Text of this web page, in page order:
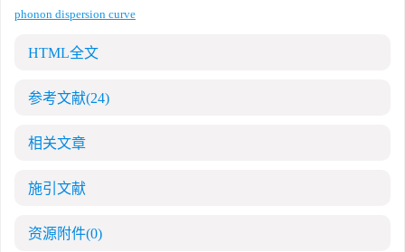
phonon dispersion curve
HTML全文
参考文献(24)
相关文章
施引文献
资源附件(0)